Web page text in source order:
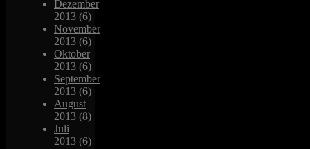
Dezember
2013 (6)
November
2013 (6)
Oktober
2013 (6)
September
2013 (6)
August
2013 (8)
Juli
2013 (6)